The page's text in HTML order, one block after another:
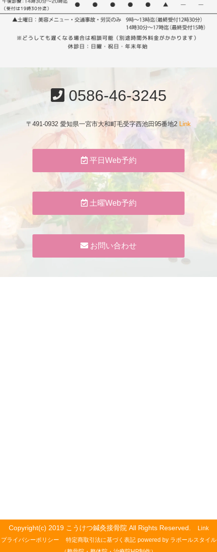
0586-46-3245
〒491-0932 愛知県一宮市大和町毛受字西池田95番地2 Link
平日Web予約
土曜Web予約
お問い合わせ
Copyright(c) 2019 こうけつ鍼灸接骨院 All Rights Reserved.
Link
プライバシーポリシー
特定商取引法に基づく表記 powered by ラポールスタイル